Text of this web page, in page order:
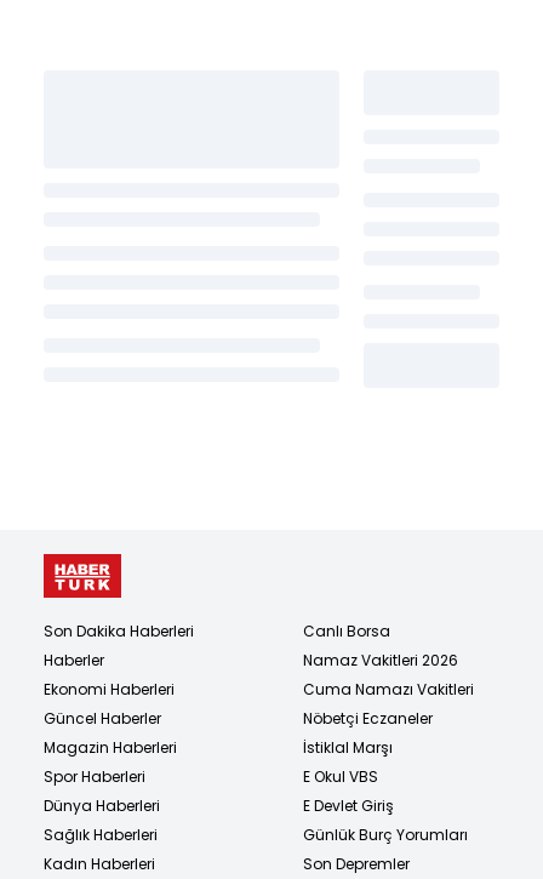
Son Dakika Haberleri
Haberler
Ekonomi Haberleri
Güncel Haberler
Magazin Haberleri
Spor Haberleri
Dünya Haberleri
Sağlık Haberleri
Kadın Haberleri
Canlı Borsa
Namaz Vakitleri 2026
Cuma Namazı Vakitleri
Nöbetçi Eczaneler
İstiklal Marşı
E Okul VBS
E Devlet Giriş
Günlük Burç Yorumları
Son Depremler